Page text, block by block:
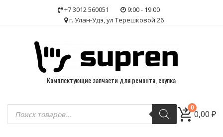
+7 3012 560051
9:00 - 19:00
г. Улан-Удэ, ул Терешковой 26
Комплектующие запчасти для ремонта, скупка
Поиск
товаров
0
0,00₽